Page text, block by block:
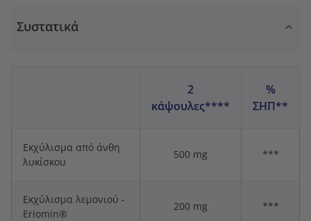
Συστατικά
2
κάψουλες****
%
ΣΗΠ**
Εκχύλισμα από άνθη
λυκίσκου
500 mg ***
Εκχύλισμα λεμονιού -
Eriomin®
200 mg ***